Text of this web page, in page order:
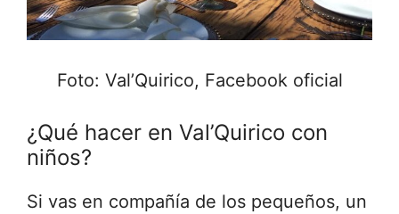
Foto: Val’Quirico, Facebook oficial
¿Qué hacer en Val’Quirico con
niños?
Si vas en compañía de los pequeños, un